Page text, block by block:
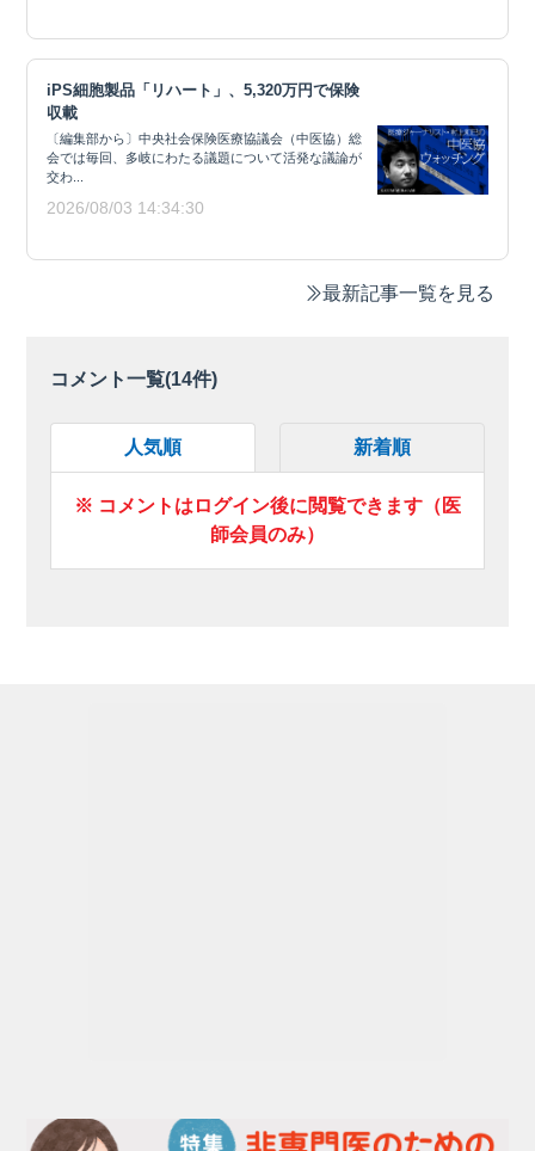
iPS細胞製品「リハート」、5,320万円で保険
収載
〔編集部から〕中央社会保険医療協議会（中医協）総
会では毎回、多岐にわたる議題について活発な議論が
交わ...
2026/08/03 14:34:30
最新記事一覧を見る
コメント一覧(14件)
人気順 新着順
※ コメントはログイン後に閲覧できます（医
師会員のみ）